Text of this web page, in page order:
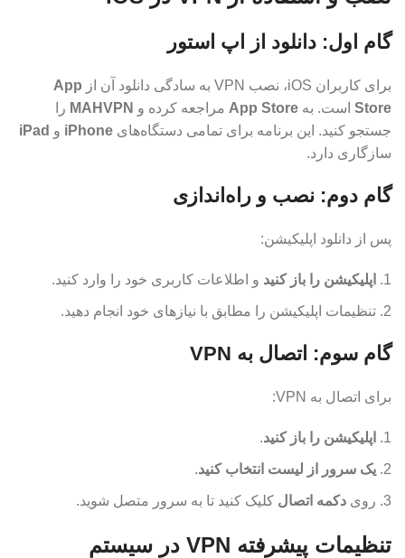
گام اول: دانلود از اپ استور
برای کاربران iOS، نصب VPN به سادگی دانلود آن از
App
Store است. به App Store مراجعه کرده و MAHVPN را
جستجو کنید. این برنامه برای تمامی دستگاه‌های iPhone و iPad
سازگاری دارد.
گام دوم: نصب و راه‌اندازی
پس از دانلود اپلیکیشن:
اپلیکیشن را باز کنید و اطلاعات کاربری خود را وارد کنید.
تنظیمات اپلیکیشن را مطابق با نیازهای خود انجام دهید.
گام سوم: اتصال به VPN
برای اتصال به VPN:
اپلیکیشن را باز کنید.
یک سرور از لیست انتخاب کنید.
روی دکمه اتصال کلیک کنید تا به سرور متصل شوید.
تنظیمات پیشرفته VPN در سیستم